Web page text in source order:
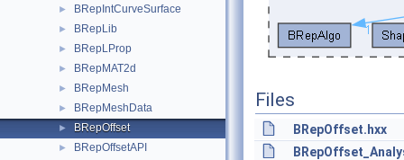
► BRepIntCurveSurface
► BRepLib
► BRepLProp
► BRepMAT2d
► BRepMesh
► BRepMeshData
► BRepOffset
► BRepOffsetAPI
Files
BRepOffset.hxx